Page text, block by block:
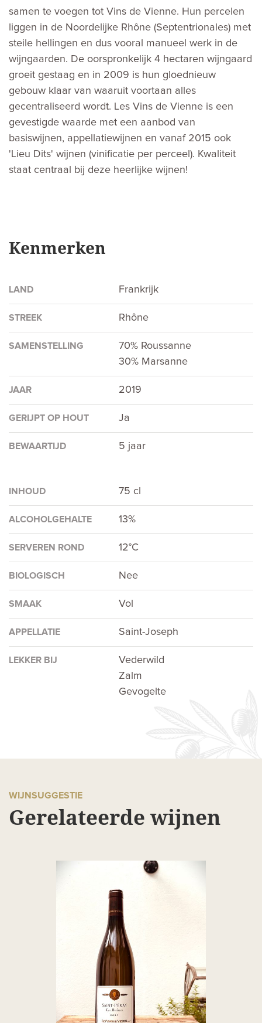
samen te voegen tot Vins de Vienne. Hun percelen
liggen in de Noordelijke Rhône (Septentrionales) met
steile hellingen en dus vooral manueel werk in de
wijngaarden. De oorspronkelijk 4 hectaren wijngaard
groeit gestaag en in 2009 is hun gloednieuw
gebouw klaar van waaruit voortaan alles
gecentraliseerd wordt. Les Vins de Vienne is een
gevestigde waarde met een aanbod van
basiswijnen, appellatiewijnen en vanaf 2015 ook
'Lieu Dits' wijnen (vinificatie per perceel). Kwaliteit
staat centraal bij deze heerlijke wijnen!
Kenmerken
LAND Frankrijk
STREEK Rhône
SAMENSTELLING
70% Roussanne
30% Marsanne
JAAR 2019
GERIJPT OP HOUT Ja
BEWAARTIJD 5 jaar
INHOUD 75 cl
ALCOHOLGEHALTE 13%
SERVEREN ROND 12°C
BIOLOGISCH Nee
SMAAK Vol
APPELLATIE Saint-Joseph
LEKKER BIJ
Vederwild
Zalm
Gevogelte
WIJNSUGGESTIE
Gerelateerde wijnen